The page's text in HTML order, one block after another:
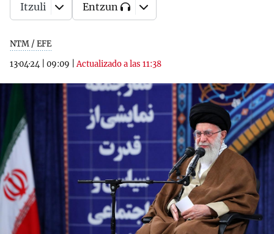
NTM / EFE
13·04·24
09:09 |Actualizado a las 11:38
Itzuli Entzun